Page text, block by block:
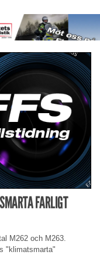
FARLIGT
M262 och M263.
"klimatsmarta"